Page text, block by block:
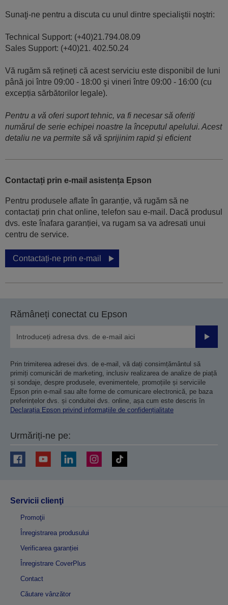
Sunaţi-ne pentru a discuta cu unul dintre specialiştii noştri:
Technical Support: (+40)21.794.08.09
Sales Support: (+40)21. 402.50.24
Vă rugăm să rețineți că acest serviciu este disponibil de luni
până joi între 09:00 - 18:00 şi vineri între 09:00 - 16:00 (cu
excepția sărbătorilor legale).
Pentru a vă oferi suport tehnic, va fi necesar să oferiți
numărul de serie echipei noastre la începutul apelului. Acest
detaliu ne va permite să vă sprijinim rapid și eficient
Contactați prin e-mail asistența Epson
Pentru produsele aflate în garanție, vă rugăm să ne
contactați prin chat online, telefon sau e-mail. Dacă produsul
dvs. este înafara garanției, va rugam sa va adresati unui
centru de service.
Contactați-ne prin e-mail
Rămâneți conectat cu Epson
Prin trimiterea adresei dvs. de e-mail, vă dați consimțământul să
primiți comunicări de marketing, inclusiv realizarea de analize de piață
și sondaje, despre produsele, evenimentele, promoțiile și serviciile
Epson prin e-mail sau alte forme de comunicare electronică, pe baza
preferințelor dvs. și conduitei dvs. online, așa cum este descris în
Declarația Epson privind informațiile de confidențialitate
Urmăriți-ne pe:
Servicii clienţi
Promoţii
Înregistrarea produsului
Verificarea garanției
Înregistrare CoverPlus
Contact
Căutare vânzător